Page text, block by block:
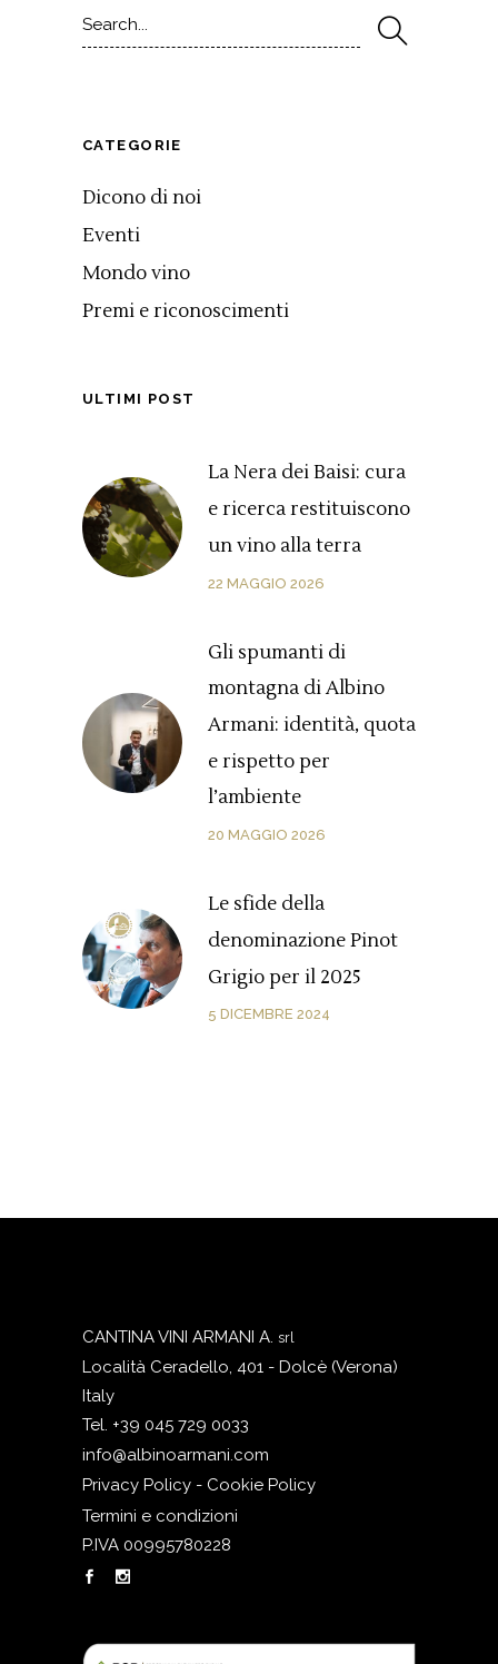
for:
CATEGORIE
Dicono di noi
Eventi
Mondo vino
Premi e riconoscimenti
ULTIMI POST
La Nera dei Baisi: cura
e ricerca restituiscono
un vino alla terra
22 MAGGIO 2026
Gli spumanti di
montagna di Albino
Armani: identità, quota
e rispetto per
l’ambiente
20 MAGGIO 2026
Le sfide della
denominazione Pinot
Grigio per il 2025
5 DICEMBRE 2024
CANTINA VINI ARMANI A. srl
Località Ceradello, 401 - Dolcè (Verona)
Italy
Tel. +39 045 729 0033
info@albinoarmani.com
Privacy Policy - Cookie Policy
Termini e condizioni
P.IVA 00995780228